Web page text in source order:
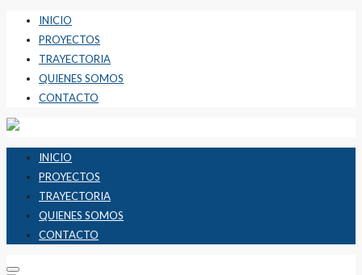
INICIO
PROYECTOS
TRAYECTORIA
QUIENES SOMOS
CONTACTO
INICIO
PROYECTOS
TRAYECTORIA
QUIENES SOMOS
CONTACTO